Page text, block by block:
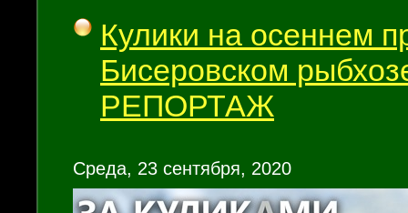
Кулики на осеннем
Бисеровском
РЕПОРТАЖ
Среда, 23 сентября, 2020